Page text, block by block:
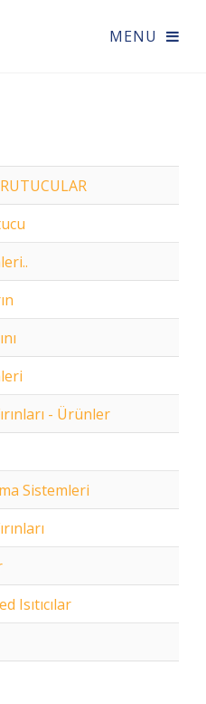
- Ürünler
Sistemleri
Isıtıcılar